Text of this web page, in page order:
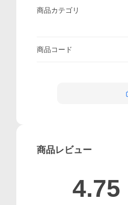
商品カテゴリ
商品コード
商品レビュー
4.75